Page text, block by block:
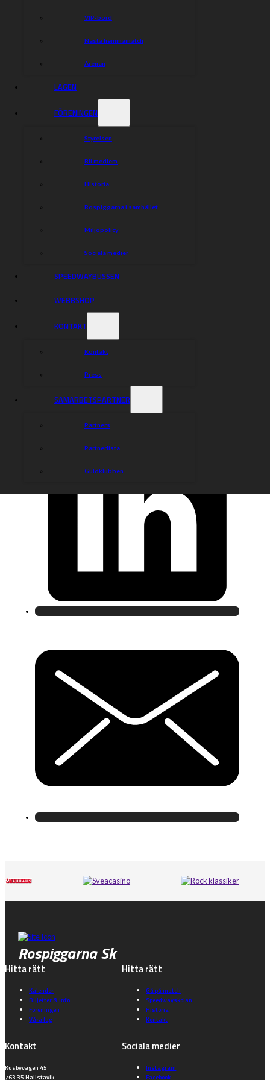
VIP-bord
Nästa hemmamatch
Arenan
LAGEN
FÖRENINGEN
Styrelsen
Bli medlem
Historia
Rospiggarna i samhället
Miljöpolicy
Sociala medier
SPEEDWAYBUSSEN
WEBBSHOP
KONTAKT
Kontakt
Press
SAMARBETSPARTNER
Partners
Partnerlista
Guldklubben
Rospiggarna Sk
Hitta rätt
Kalender
Biljetter & info
Föreningen
Våra lag
Hitta rätt
Gå på match
Speedwayskolan
Historia
Kontakt
Kontakt
Kusbyvägen 45
763 35 Hallstavik
Sociala medier
Instagram
Facebook